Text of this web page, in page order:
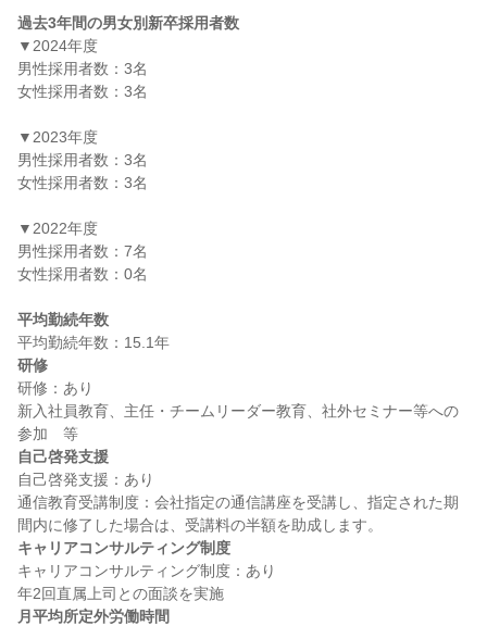
過去3年間の男女別新卒採用者数
▼2024年度
男性採用者数：3名
女性採用者数：3名
▼2023年度
男性採用者数：3名
女性採用者数：3名
▼2022年度
男性採用者数：7名
女性採用者数：0名
平均勤続年数
研修
研修：あり
新入社員教育、主任・チームリーダー教育、社外セミナー等への
自己啓発支援
自己啓発支援：あり
通信教育受講制度：会社指定の通信講座を受講し、指定された期
キャリアコンサルティング制度
キャリアコンサルティング制度：あり
月平均所定外労働時間